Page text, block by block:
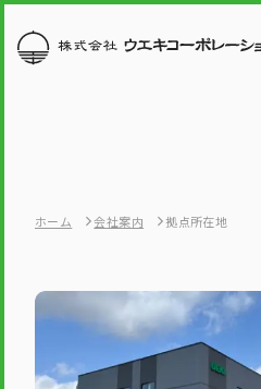
ホーム 会社案内 拠点所在地